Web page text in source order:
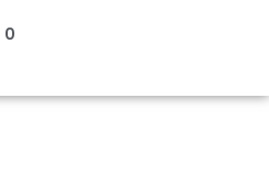
0